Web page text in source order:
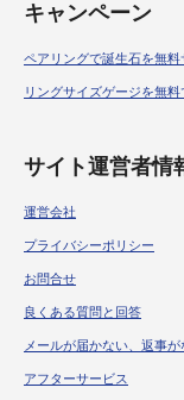
キャンペーン
ペアリングで誕生石を無料
リングサイズゲージを無料
サイト運営者情
運営会社
プライバシーポリシー
お問合せ
良くある質問と回答
メールが届かない、返事
アフターサービス